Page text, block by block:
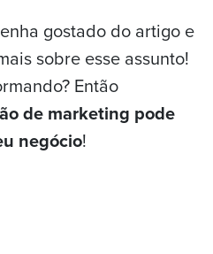
gostado do artigo e
sobre esse assunto!
Então
de marketing pode
negócio!